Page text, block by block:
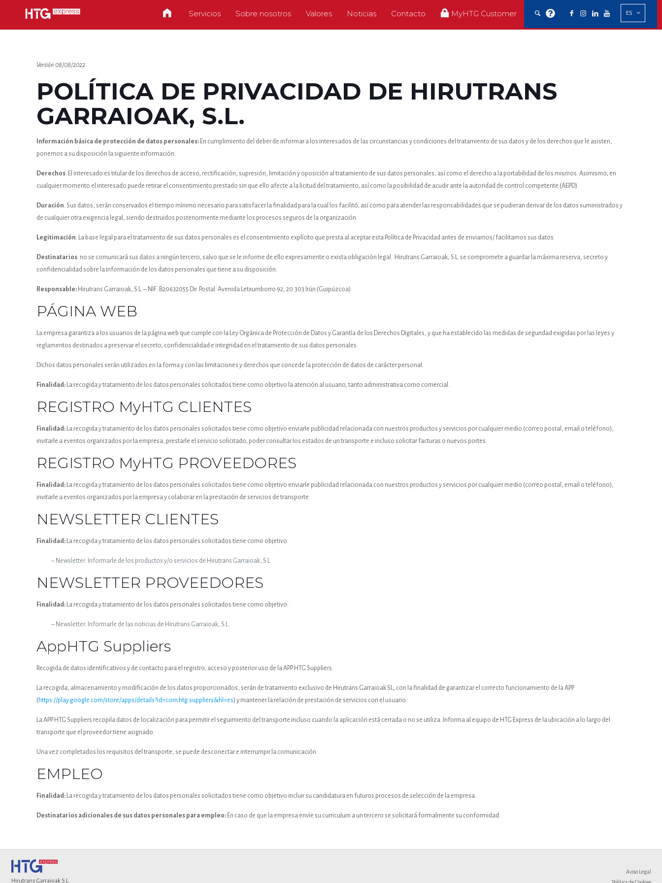
Servicios Sobre nosotros Valores Noticias Contacto MyHTG Customer ES
Versión 08/08/2022
POLÍTICA DE PRIVACIDAD DE HIRUTRANS
GARRAIOAK, S.L.
Información básica de protección de datos personales: En cumplimiento del deber de informar a los interesados de las circunstancias y condiciones del tratamiento de sus datos y de los derechos que le asisten,
ponemos a su disposición la siguiente información.
Derechos: El interesado es titular de los derechos de acceso, rectificación, supresión, limitación y oposición al tratamiento de sus datos personales, así como el derecho a la portabilidad de los mismos. Asimismo, en
cualquier momento el interesado puede retirar el consentimiento prestado sin que ello afecte a la licitud del tratamiento, así como la posibilidad de acudir ante la autoridad de control competente (AEPD).
Duración: Sus datos, serán conservados el tiempo mínimo necesario para satisfacer la finalidad para la cual los facilitó, así como para atender las responsabilidades que se pudieran derivar de los datos suministrados y
de cualquier otra exigencia legal, siendo destruidos posteriormente mediante los procesos seguros de la organización.
Legitimación: La base legal para el tratamiento de sus datos personales es el consentimiento explícito que presta al aceptar esta Política de Privacidad antes de enviarnos/ facilitarnos sus datos.
Destinatarios: no se comunicará sus datos a ningún tercero, salvo que se le informe de ello expresamente o exista obligación legal. Hirutrans Garraioak, S.L. se compromete a guardar la máxima reserva, secreto y
confidencialidad sobre la información de los datos personales que tiene a su disposición.
Responsable: Hirutrans Garraioak, S.L. – NIF: B20632055 Dir. Postal: Avenida Letxumborro 92, 20.303 Irún (Guipúzcoa).
PÁGINA WEB
La empresa garantiza a los usuarios de la página web que cumple con la Ley Orgánica de Protección de Datos y Garantía de los Derechos Digitales, y que ha establecido las medidas de seguridad exigidas por las leyes y
reglamentos destinados a preservar el secreto, confidencialidad e integridad en el tratamiento de sus datos personales.
Dichos datos personales serán utilizados en la forma y con las limitaciones y derechos que concede la protección de datos de carácter personal.
Finalidad: La recogida y tratamiento de los datos personales solicitados tiene como objetivo la atención al usuario, tanto administrativa como comercial.
REGISTRO MyHTG CLIENTES
Finalidad: La recogida y tratamiento de los datos personales solicitados tiene como objetivo enviarle publicidad relacionada con nuestros productos y servicios por cualquier medio (correo postal, email o teléfono),
invitarle a eventos organizados por la empresa, prestarle el servicio solicitado, poder consultar los estados de un transporte e incluso solicitar facturas o nuevos portes.
REGISTRO MyHTG PROVEEDORES
Finalidad: La recogida y tratamiento de los datos personales solicitados tiene como objetivo enviarle publicidad relacionada con nuestros productos y servicios por cualquier medio (correo postal, email o teléfono),
invitarle a eventos organizados por la empresa y colaborar en la prestación de servicios de transporte.
NEWSLETTER CLIENTES
Finalidad: La recogida y tratamiento de los datos personales solicitados tiene como objetivo:
– Newsletter: Informarle de los productos y/o servicios de Hirutrans Garraioak, S.L.
NEWSLETTER PROVEEDORES
Finalidad: La recogida y tratamiento de los datos personales solicitados tiene como objetivo:
– Newsletter: Informarle de las noticias de Hirutrans Garraioak, S.L.
AppHTG Suppliers
Recogida de datos identificativos y de contacto para el registro, acceso y posterior uso de la APP HTG Suppliers.
La recogida, almacenamiento y modificación de los datos proporcionados, serán de tratamiento exclusivo de Hirutrans Garraioak SL, con la finalidad de garantizar el correcto funcionamiento de la APP
( https://play.google.com/store/apps/details?id=com.htg.suppliers&hl=es) y mantener la relación de prestación de servicios con el usuario.
La APP HTG Suppliers recopila datos de localización para permitir el seguimiento del transporte incluso cuando la aplicación está cerrada o no se utiliza. Informa al equipo de HTG Express de la ubicación a lo largo del
transporte que el proveedor tiene asignado.
Una vez completados los requisitos del transporte, se puede desconectar e interrumpir la comunicación.
EMPLEO
Finalidad: La recogida y tratamiento de los datos personales solicitados tiene como objetivo incluir su candidatura en futuros procesos de selección de la empresa.
Destinatarios adicionales de sus datos personales para empleo: En caso de que la empresa envíe su curriculum a un tercero se solicitará formalmente su conformidad.
Hirutrans Garraioak S.L.
Aviso Legal